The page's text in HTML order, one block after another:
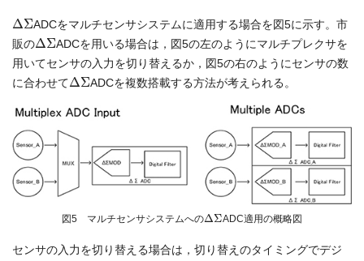
Δ ΣADCをマルチセンサシステムに適用する場合を図5に示す。市
販の Δ ΣADCを用いる場合は，図5の左のようにマルチプレクサを
用いてセンサの入力を切り替えるか，図5の右のようにセンサの数
に合わせて Δ ΣADCを複数搭載する方法が考えられる。
図5 マルチセンサシステムへの Δ ΣADC適用の概略図
センサの入力を切り替える場合は，切り替えのタイミングでデジ